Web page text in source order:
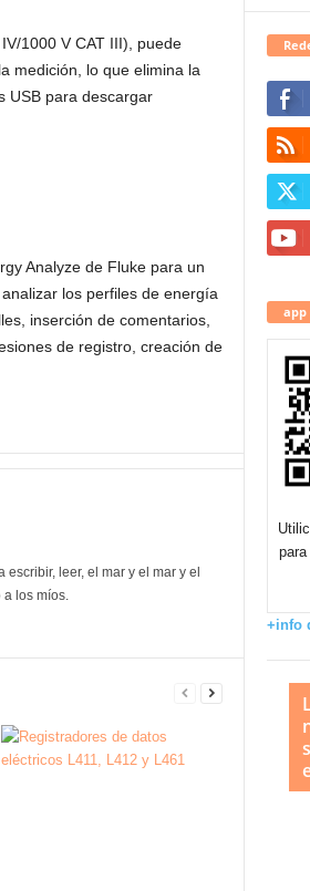
1000 V CAT III), puede
medición, lo que elimina la
USB para descargar
Analyze de Fluke para un
los perfiles de energía
inserción de comentarios,
de registro, creación de
leer, el mar y el mar y el
a los míos.
app
+info